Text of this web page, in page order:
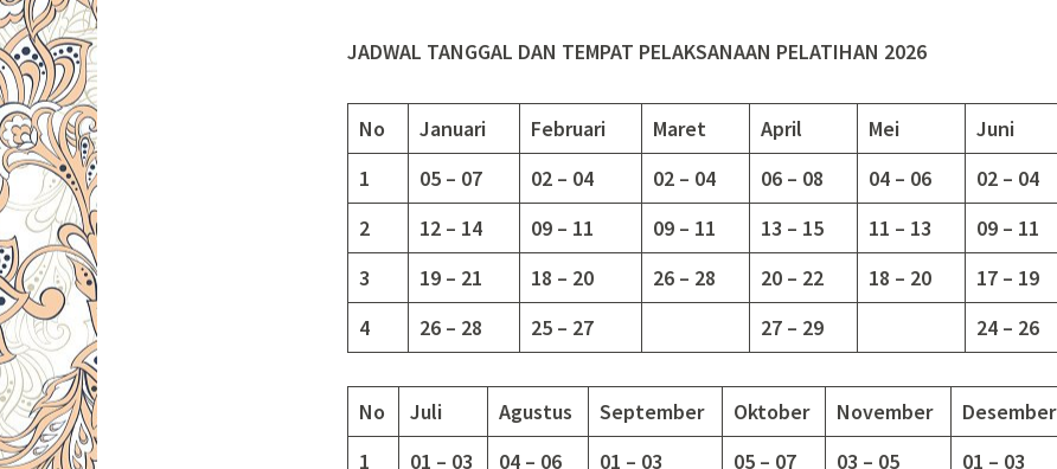
JADWAL TANGGAL DAN TEMPAT PELAKSANAAN PELATIHAN 2026
No Januari Februari Maret April Mei
Juni
1
05 – 07 02 – 04 02 – 04 06 – 08 04 – 06
02 – 04
2
12 – 14 09 – 11 09 – 11 13 – 15 11 – 13
09 – 11
3
19 – 21 18 – 20 26 – 28 20 – 22 18 – 20
17 – 19
4
26 – 28 25 – 27 27 – 29 24 – 26
No Juli Agustus September Oktober November
Desember
1
01 – 03 04 – 06 01 – 03 05 – 07 03 – 05 01 – 03